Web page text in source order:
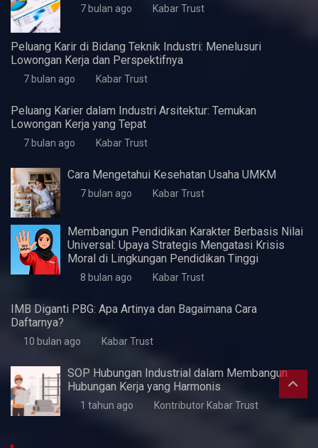
Artikel Terbaru
5 Fitur Samsung A07 yang Pas untuk Kebutuhan
Dasar Harian
3 minggu ago Kabar Trust
KWaS Hadir di JIFFINA 2026 (Jogja
International Furniture & Craft Fair Indonesia)
5 bulan ago Kabar Trust
Pentingnya Skill Negosiasi
Perlukah UMKM Menyusun Laporan Keuangan?
7 bulan ago Kabar Trust
Peluang Karir di Bidang Teknik Industri: Menelusuri
Lowongan Kerja dan Perspektifnya
7 bulan ago Kabar Trust
Peluang Karier dalam Industri Arsitektur: Temukan
Lowongan Kerja yang Tepat
7 bulan ago Kabar Trust